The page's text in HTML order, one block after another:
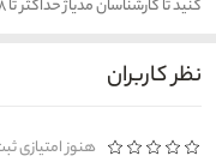
کنید تا کارشناسان مدیاژ حداکثر تا ۴۸ ساعت به شما پاسخ دهند
نظر کاربران
هنوز امتیازی